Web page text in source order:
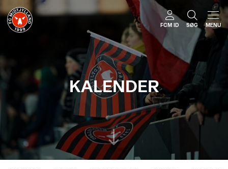
FCM ID SØG MENU
KALENDER